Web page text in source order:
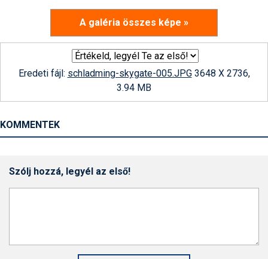
A galéria összes képe »
Eredeti fájl: schladming-skygate-005.JPG3648 X 2736,
3.94 MB
KOMMENTEK
Szólj hozzá, legyél az első!